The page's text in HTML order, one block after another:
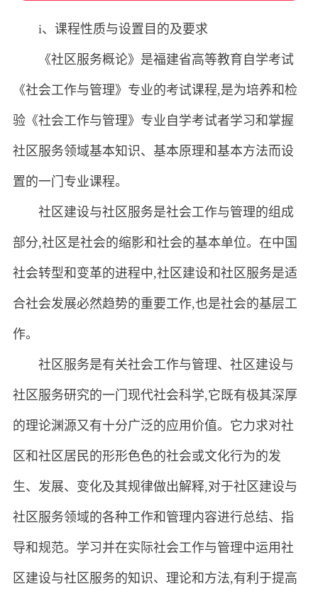
i、课程性质与设置目的及要求
《社区服务概论》是福建省高等教育自学考试
《社会工作与管理》专业的考试课程,是为培养和检
验《社会工作与管理》专业自学考试者学习和掌握
社区服务领域基本知识、基本原理和基本方法而设
置的一门专业课程。
社区建设与社区服务是社会工作与管理的组成
部分,社区是社会的缩影和社会的基本单位。在中国
社会转型和变革的进程中,社区建设和社区服务是适
合社会发展必然趋势的重要工作,也是社会的基层工
作。
社区服务是有关社会工作与管理、社区建设与
社区服务研究的一门现代社会科学,它既有极其深厚
的理论渊源又有十分广泛的应用价值。它力求对社
区和社区居民的形形色色的社会或文化行为的发
生、发展、变化及其规律做出解释,对于社区建设与
社区服务领域的各种工作和管理内容进行总结、指
导和规范。学习并在实际社会工作与管理中运用社
区建设与社区服务的知识、理论和方法,有利于提高